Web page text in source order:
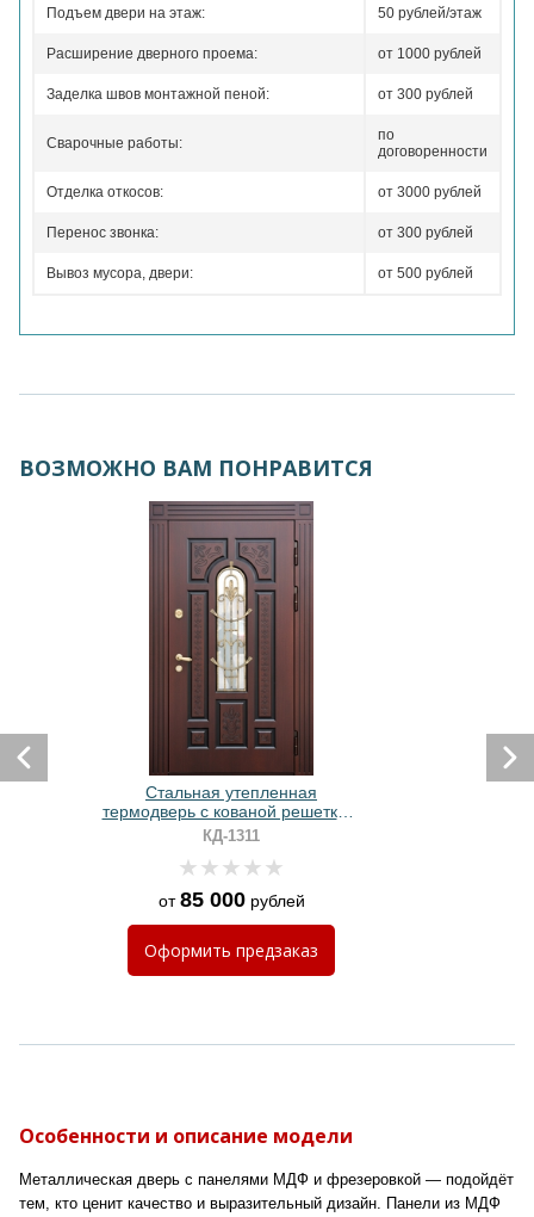
Подъем двери на этаж: 50 рублей/этаж
Расширение дверного проема: от 1000 рублей
Заделка швов монтажной пеной: от 300 рублей
Сварочные работы:
по
договоренности
Отделка откосов: от 3000 рублей
Перенос звонка: от 300 рублей
Вывоз мусора, двери: от 500 рублей
ВОЗМОЖНО ВАМ ПОНРАВИТСЯ
Стальная утепленная
термодверь с кованой решеткой,
стеклопакетом и плитами МДФ с
фрезеровкой
КД-1311
от85 000рублей
Оформить предзаказ
Особенности и описание модели
Металлическая дверь с панелями МДФ и фрезеровкой — подойдёт
тем, кто ценит качество и выразительный дизайн. Панели из МДФ